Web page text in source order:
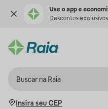
Use o app e
Descontos exclusivos
Insira seu CEP